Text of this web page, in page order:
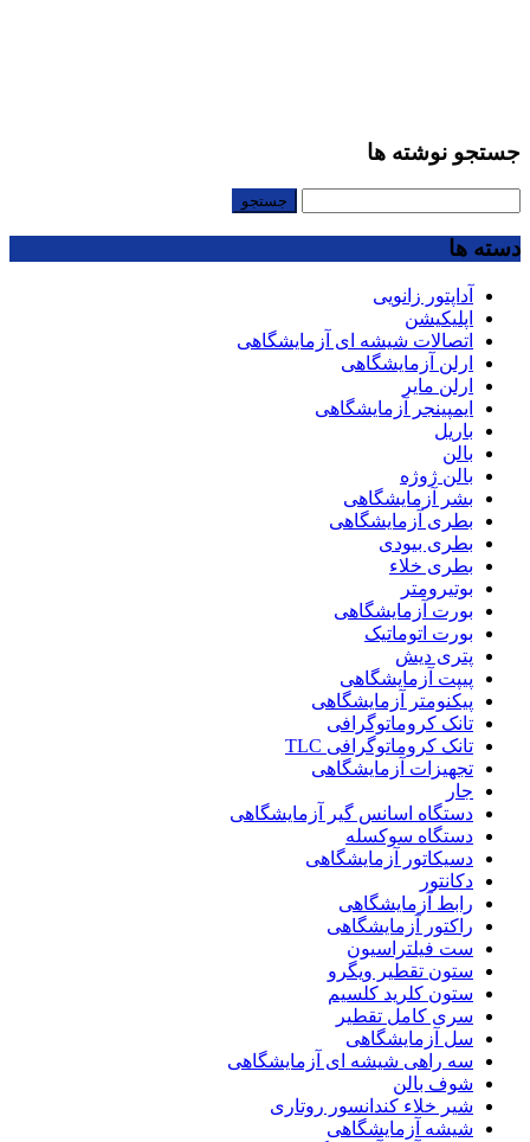
جستجو نوشته ها
دسته ها
آداپتور زانویی
اپلیکیشن
اتصالات شیشه ای آزمایشگاهی
ارلن آزمایشگاهی
ارلن مایر
ایمپینجر آزمایشگاهی
باریل
بالن
بالن ژوژه
بشر آزمایشگاهی
بطری آزمایشگاهی
بطری بیودی
بطری خلاء
بوتیرومتر
بورت آزمایشگاهی
بورت اتوماتیک
پتری دیش
پیپت آزمایشگاهی
پیکنومتر آزمایشگاهی
تانک کروماتوگرافی
تانک کروماتوگرافی TLC
تجهیزات آزمایشگاهی
جار
دستگاه اسانس گیر آزمایشگاهی
دستگاه سوکسله
دسیکاتور آزمایشگاهی
دکانتور
رابط آزمایشگاهی
راکتور آزمایشگاهی
ست فیلتراسیون
ستون تقطیر ویگرو
ستون کلرید کلسیم
سری کامل تقطیر
سل آزمایشگاهی
سه راهی شیشه ای آزمایشگاهی
شوف بالن
شیر خلاء کندانسور روتاری
شیشه آزمایشگاهی